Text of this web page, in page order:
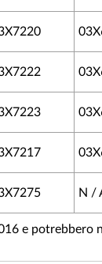
N /
e potrebbero